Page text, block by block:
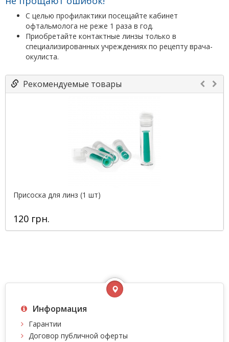
С целью профилактики посещайте кабинет
офтальмолога не реже 1 раза в год.
Приобретайте контактные линзы только в
специализированных учреждениях по рецепту врача-
окулиста.
Рекомендуемые товары
Присоска для линз (1 шт)
120 грн.
Информация
Гарантии
Договор публичной оферты